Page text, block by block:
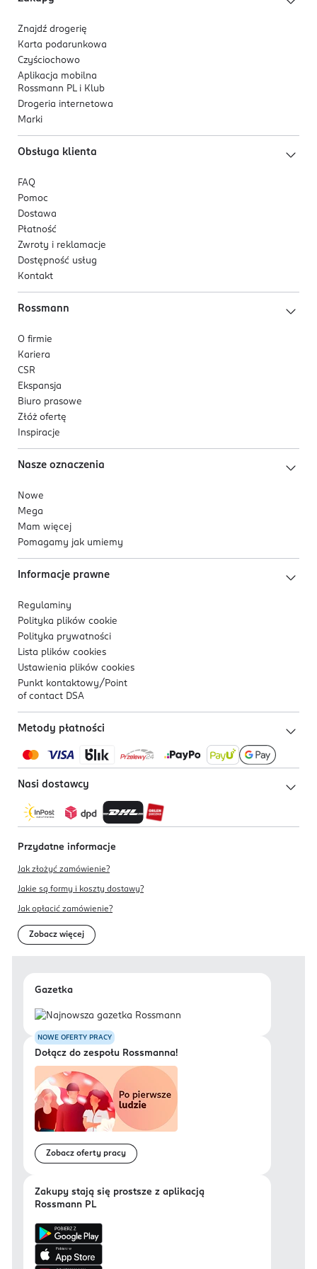
Znajdź drogerię
Karta podarunkowa
Czyściochowo
Aplikacja mobilna
Rossmann PL i Klub
Drogeria internetowa
Marki
Obsługa klienta
FAQ
Pomoc
Dostawa
Płatność
Zwroty i reklamacje
Dostępność usług
Kontakt
Rossmann
O firmie
Kariera
CSR
Ekspansja
Biuro prasowe
Złóż ofertę
Inspiracje
Nasze oznaczenia
Nowe
Mega
Mam więcej
Pomagamy jak umiemy
Informacje prawne
Regulaminy
Polityka plików cookie
Polityka prywatności
Lista plików cookies
Ustawienia plików cookies
Punkt kontaktowy/ Point
of contact DSA
Metody płatności
Nasi dostawcy
Przydatne informacje
Jak złożyć zamówienie?
Jakie są formy i koszty dostawy?
Jak opłacić zamówienie?
Zobacz więcej
Gazetka
NOWE OFERTY PRACY
Dołącz do zespołu Rossmanna!
Zobacz oferty pracy
Zakupy stają się prostsze z aplikacją
Rossmann PL